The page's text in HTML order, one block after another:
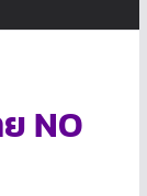
NO